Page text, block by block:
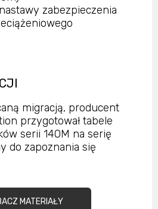
zabezpieczenia
migracją, producent
przygotował tabele
serii 140M na serię
do zapoznania się
MATERIAŁY